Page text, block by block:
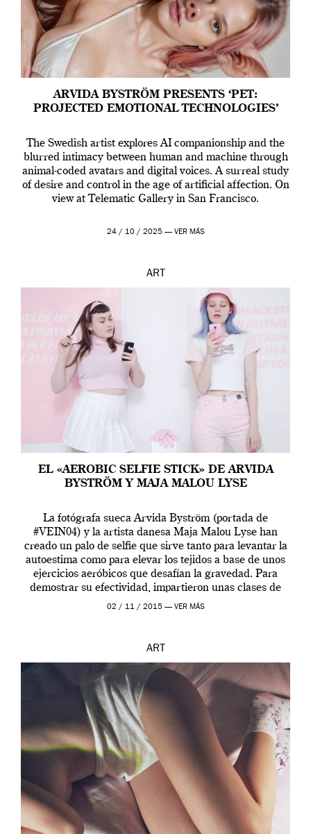
ARVIDA BYSTRÖM PRESENTS ‘PET:
PROJECTED EMOTIONAL TECHNOLOGIES’
The Swedish artist explores AI companionship and the
blurred intimacy between human and machine through
animal-coded avatars and digital voices. A surreal study
of desire and control in the age of artificial affection. On
view at Telematic Gallery in San Francisco.
24 / 10 / 2025 — VER MÁS
ART
EL «AEROBIC SELFIE STICK» DE ARVIDA
BYSTRÖM Y MAJA MALOU LYSE
La fotógrafa sueca Arvida Byström (portada de
#VEIN04) y la artista danesa Maja Malou Lyse han
creado un palo de selfie que sirve tanto para levantar la
autoestima como para elevar los tejidos a base de unos
ejercicios aeróbicos que desafían la gravedad. Para
demostrar su efectividad, impartieron unas clases de
prueba en el Tate […]
02 / 11 / 2015 — VER MÁS
ART